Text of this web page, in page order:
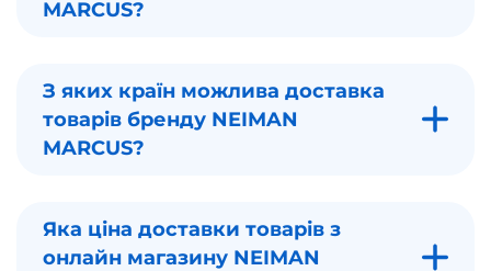
MARCUS?
З яких країн можлива доставка
товарів бренду NEIMAN
MARCUS?
Яка ціна доставки товарів з
онлайн магазину NEIMAN